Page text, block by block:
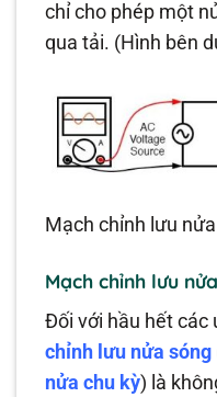
chỉ cho phép một
qua tải. (Hình bên
Mạch chỉnh lưu
Mạch chỉnh lưu
Đối với hầu hết các
chỉnh lưu nửa sóng
nửa chu kỳ) là